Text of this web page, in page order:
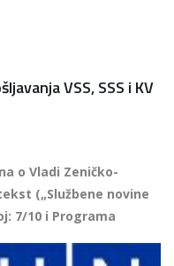
VSS, SSS i KV
o Vladi Zeničko-
(„Službene novine
7/10 i Programa